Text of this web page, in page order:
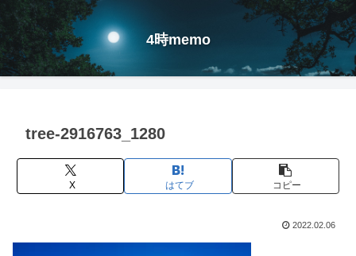
4時memo
tree-2916763_1280
X はてブ コピー
2022.02.06